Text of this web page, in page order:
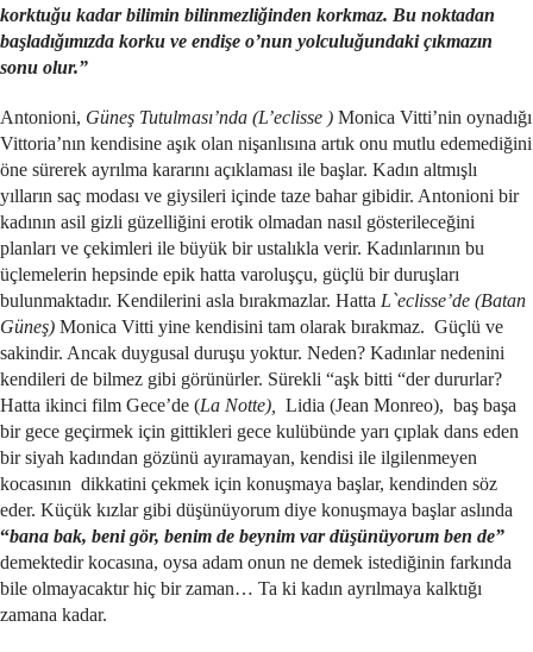
korktuğu kadar bilimin bilinmezliğinden korkmaz. Bu noktadan
başladığımızda korku ve endişe o’nun yolculuğundaki çıkmazın
sonu olur.”
Antonioni, Güneş Tutulması’nda (L’eclisse ) Monica Vitti’nin oynadığı
Vittoria’nın kendisine aşık olan nişanlısına artık onu mutlu edemediğini
öne sürerek ayrılma kararını açıklaması ile başlar. Kadın altmışlı
yılların saç modası ve giysileri içinde taze bahar gibidir. Antonioni bir
kadının asil gizli güzelliğini erotik olmadan nasıl gösterileceğini
planları ve çekimleri ile büyük bir ustalıkla verir. Kadınlarının bu
üçlemelerin hepsinde epik hatta varoluşçu, güçlü bir duruşları
bulunmaktadır. Kendilerini asla bırakmazlar. Hatta L`eclisse’de (Batan
Güneş) Monica Vitti yine kendisini tam olarak bırakmaz. Güçlü ve
sakindir. Ancak duygusal duruşu yoktur. Neden? Kadınlar nedenini
kendileri de bilmez gibi görünürler. Sürekli “aşk bitti “der dururlar?
Hatta ikinci film Gece’de (La Notte),
Lidia (Jean Monreo), baş başa
bir gece geçirmek için gittikleri gece kulübünde yarı çıplak dans eden
bir siyah kadından gözünü ayıramayan, kendisi ile ilgilenmeyen
kocasının dikkatini çekmek için konuşmaya başlar, kendinden söz
eder. Küçük kızlar gibi düşünüyorum diye konuşmaya başlar aslında
“bana bak, beni gör, benim de beynim var düşünüyorum ben de”
demektedir kocasına, oysa adam onun ne demek istediğinin farkında
bile olmayacaktır hiç bir zaman… Ta ki kadın ayrılmaya kalktığı
zamana kadar.